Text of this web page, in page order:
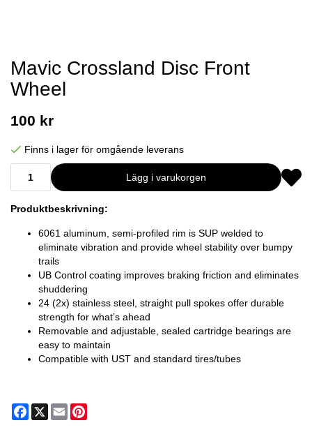
Mavic Crossland Disc Front
Wheel
100 kr
Finns i lager för omgående leverans
Lägg i varukorgen
Produktbeskrivning:
6061 aluminum, semi-profiled rim is SUP welded to
eliminate vibration and provide wheel stability over bumpy
trails
UB Control coating improves braking friction and eliminates
shuddering
24 (2x) stainless steel, straight pull spokes offer durable
strength for what’s ahead
Removable and adjustable, sealed cartridge bearings are
easy to maintain
Compatible with UST and standard tires/tubes
Facebook
X Email